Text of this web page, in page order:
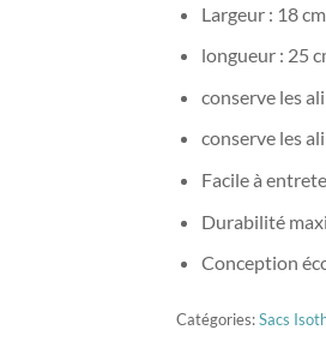
Largeur : 18 cm
longueur : 25
conserve les
conserve les
Facile à
Durabilité
Conception
Catégories:Sacs